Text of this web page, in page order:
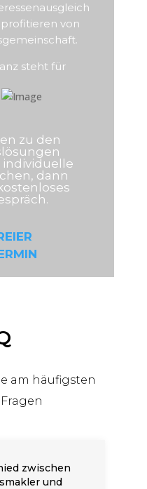
von
steht für
zu den
individuelle
dann
am häufigsten
zwischen
und